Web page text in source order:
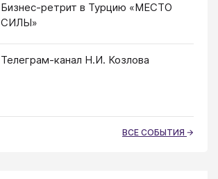
Бизнес-ретрит в Турцию «МЕСТО
СИЛЫ»
Телеграм-канал Н.И. Козлова
ВСЕ СОБЫТИЯ